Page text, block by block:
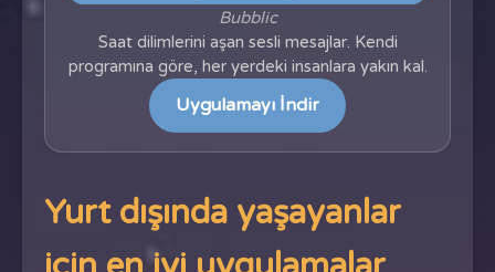
Bubblic
Saat dilimlerini aşan sesli mesajlar. Kendi
programına göre, her yerdeki insanlara yakın kal.
Uygulamayı İndir
Yurt dışında yaşayanlar